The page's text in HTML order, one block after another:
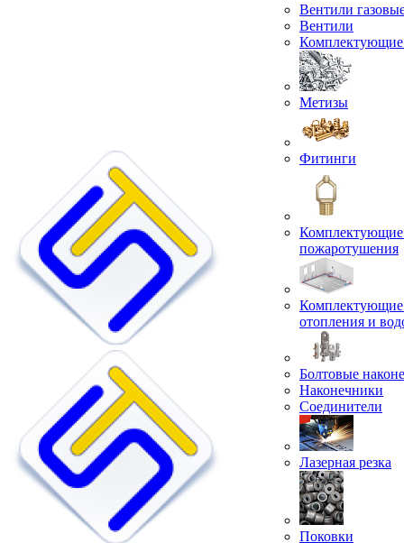
Вентили
Вентили
Комплектующие
Метизы
Фитинги
Комплектующие
пожаротушения
Комплектующие
отопления и
Болтовые
Наконечники
Соединители
Лазерная резка
Поковки